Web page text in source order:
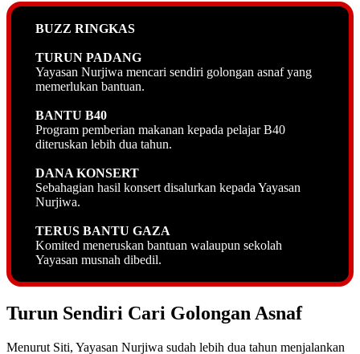
BUZZ RINGKAS
TURUN PADANG
Yayasan Nurjiwa mencari sendiri golongan asnaf yang
memerlukan bantuan.
BANTU B40
Program pemberian makanan kepada pelajar B40
diteruskan lebih dua tahun.
DANA KONSERT
Sebahagian hasil konsert disalurkan kepada Yayasan
Nurjiwa.
TERUS BANTU GAZA
Komited meneruskan bantuan walaupun sekolah
Yayasan musnah dibedil.
Turun Sendiri Cari Golongan Asnaf
Menurut Siti, Yayasan Nurjiwa sudah lebih dua tahun menjalankan